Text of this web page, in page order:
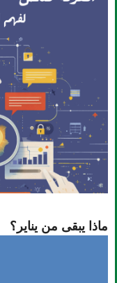
ماذا يبقى من يناير؟